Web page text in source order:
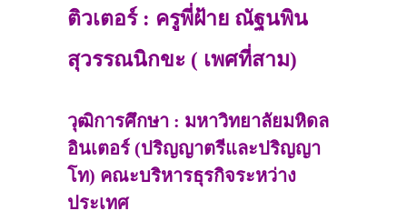
ติวเตอร์ : ครูพี่ฝ้าย ณัฐนพิน
สุวรรณนิกขะ ( เพศที่สาม)
วุฒิการศึกษา : มหาวิทยาลัยมหิดล
อินเตอร์ (ปริญญาตรีและปริญญา
โท) คณะบริหารธุรกิจระหว่าง
ประเทศ